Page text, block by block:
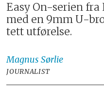
Easy On-serien
med en 9mm U-
tett utførelse.
Magnus Sørlie
JOURNALIST